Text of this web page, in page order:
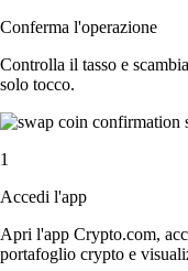
Conferma l'operazione
Controlla il tasso e
solo tocco.
1
Accedi l'app
Apri l'app Crypto.com,
portafoglio crypto e